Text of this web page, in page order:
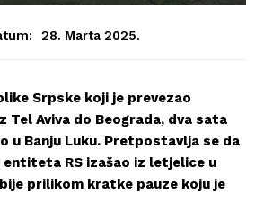
28. Marta 2025.
Srpske koji je prevezao
Tel Aviva do Beograda, dva sata
u Banju Luku. Pretpostavlja se da
entiteta RS izašao iz letjelice u
prilikom kratke pauze koju je